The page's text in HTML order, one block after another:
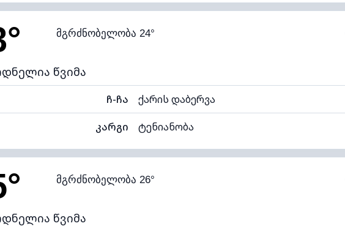
76% (კომფორტული) ღრუბლიანობა
16°C ხილვადობა
4 (მკრთალი)
მგრძნობელობა 24°
წვიმა
ჩ-ჩა ქარის დაბერვა
კარგი ტენიანობა
70% (კომფორტული) ღრუბლიანობა
17°C ხილვადობა
4 (მკრთალი)
მგრძნობელობა 26°
წვიმა